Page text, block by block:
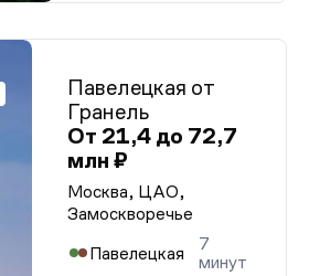
Павелецкая от
Гранель
От 21,4 до 72,7
млн ₽
Москва, ЦАО,
Замоскворечье
Павелецкая
7
минут